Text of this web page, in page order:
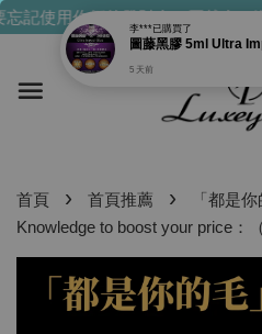
記使用你們的發財金！買越多，送
首頁 › 首頁推薦 ›
「都是
Knowledge to boost your price：